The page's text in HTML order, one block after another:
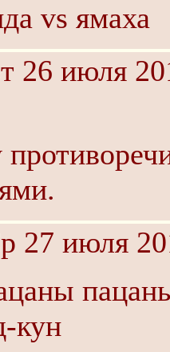
vs ямаха
26 июля
27 июля
кун